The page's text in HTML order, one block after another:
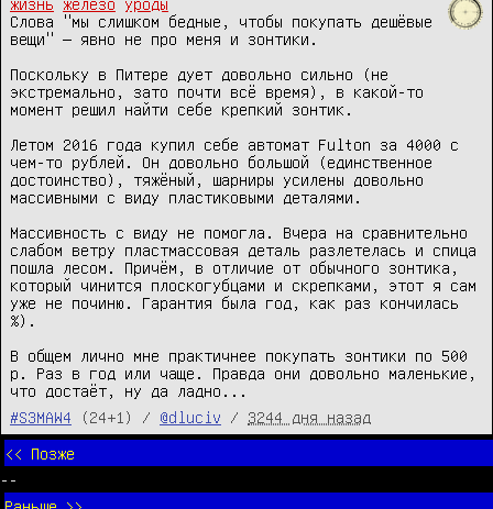
жизнь железо
уроды
Слова "мы слишком бедные, чтобы покупать дешёвые
вещи" — явно не про меня и зонтики.
Поскольку в Питере дует довольно сильно (не
экстремально, зато почти всё время), в какой-то
момент решил найти себе крепкий зонтик.
Летом 2016 года купил себе автомат Fulton за 4000 с
чем-то рублей. Он довольно большой (единственное
достоинство), тяжёный, шарниры усилены довольно
массивными с виду пластиковыми деталями.
Массивность с виду не помогла. Вчера на сравнительно
слабом ветру пластмассовая деталь разлетелась и спица
пошла лесом. Причём, в отличие от обычного зонтика,
который чинится плоскогубцами и скрепками, этот я сам
уже не починю. Гарантия была год, как раз кончилась
%).
В общем лично мне практичнее покупать зонтики по 500
р. Раз в год или чаще. Правда они довольно маленькие,
что достаёт, ну да ладно...
#S3MAW4
(24+1) / @dluciv / 3244 дня назад
<< Позже
--